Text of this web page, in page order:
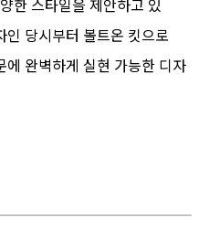
한 스타일을 제안하고 있
당시부터 볼트온 킷으로
완벽하게 실현 가능한 디자